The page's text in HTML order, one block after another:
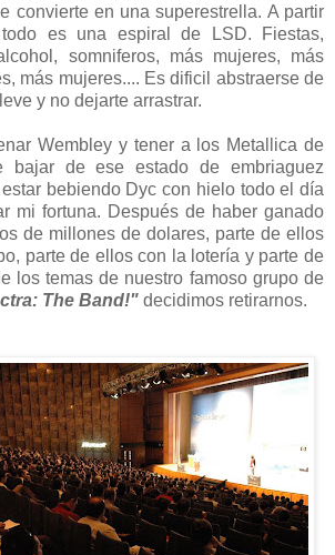
convierte en una superestrella. A partir
es una espiral de LSD. Fiestas,
somniferos, más mujeres, más
más mujeres.... Es dificil abstraerse de
y no dejarte arrastrar.
Wembley y tener a los Metallica de
bajar de ese estado de embriaguez
bebiendo Dyc con hielo todo el día
mi fortuna. Después de haber ganado
de millones de dolares, parte de ellos
parte de ellos con la lotería y parte de
los temas de nuestro famoso grupo de
The Band!" decidimos retirarnos.